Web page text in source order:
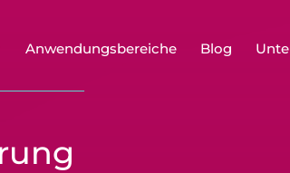
Anwendungsbereiche Blog